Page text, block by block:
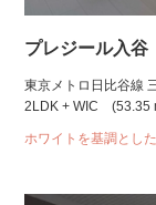
プレジール入谷
東京メトロ日比谷線
2LDK + WIC
(53.35
ホワイトを基調とし